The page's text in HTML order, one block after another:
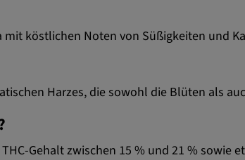
köstlichen Noten von Süßigkeiten und
Harzes, die sowohl die Blüten
Gehalt zwischen 15 % und 21 % sowie